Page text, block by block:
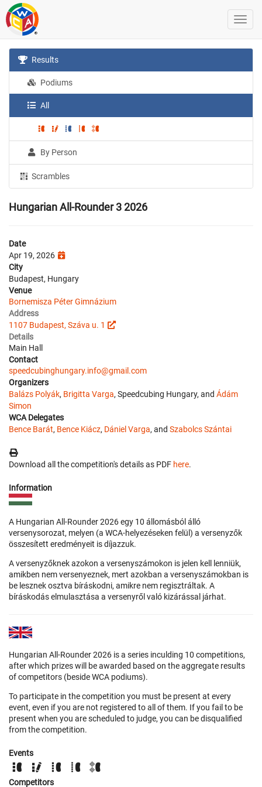
Results
Podiums
All
By Person
Scrambles
Hungarian All-Rounder 3 2026
Date
Apr 19, 2026
City
Budapest, Hungary
Venue
Bornemisza Péter Gimnázium
Address
1107 Budapest, Száva u. 1
Details
Main Hall
Contact
speedcubinghungary.info@gmail.com
Organizers
Balázs Polyák, Brigitta Varga, Speedcubing Hungary, and Ádám
Simon
WCA Delegates
Bence Barát, Bence Kiácz, Dániel Varga, and Szabolcs Szántai
Download all the competition's details as PDF here.
Information
A Hungarian All-Rounder 2026 egy 10 állomásból álló
versenysorozat, melyen (a WCA-helyezéseken felül) a versenyzők
összesített eredményeit is díjazzuk.
A versenyzőknek azokon a versenyszámokon is jelen kell lenniük,
amikben nem versenyeznek, mert azokban a versenyszámokban is
be lesznek osztva bíráskodni, amikre nem regisztráltak. A
bíráskodás elmulasztása a versenyről való kizárással járhat.
Hungarian All-Rounder 2026 is a series inculding 10 competitions,
after which prizes will be awarded based on the aggregate results
of competitors (beside WCA podiums).
To participate in the competition you must be present at every
event, even if you are not registered to all of them. If you fail to be
present when you are scheduled to judge, you can be disqualified
from the competition.
Events
Competitors